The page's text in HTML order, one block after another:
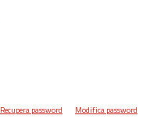
Recupera password Modifica password